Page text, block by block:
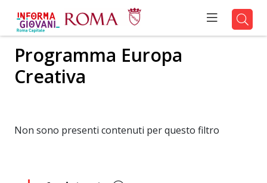
Programma Europa
Creativa
Non sono presenti contenuti per questo filtro